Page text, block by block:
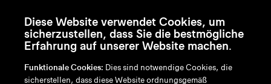
Diese Website verwendet Cookies, um
sicherzustellen, dass Sie die bestmögliche
Erfahrung auf unserer Website machen.
Funktionale Cookies: Dies sind notwendige Cookies, die
sicherstellen, dass diese Website ordnungsgemäß